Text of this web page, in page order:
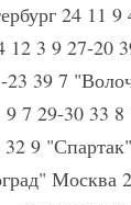
24 11 9
12 3 9 27-20
39 7
7 29-30 33
32 9
Москва